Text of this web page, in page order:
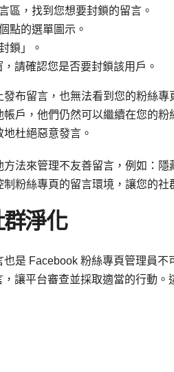
區，找到您想要封鎖的留言。
點的選單圖示。
鎖」。
請確認您是否要封鎖該用戶。
布留言，也無法看到您的粉絲
戶，他們仍然可以繼續在您的
杜絕惡意發言。
法來管理不友善留言，例如：
粉絲專頁的留言環境，讓您的社
淨化
是 Facebook 粉絲專頁管理員
讓平台審查並採取適當的行動